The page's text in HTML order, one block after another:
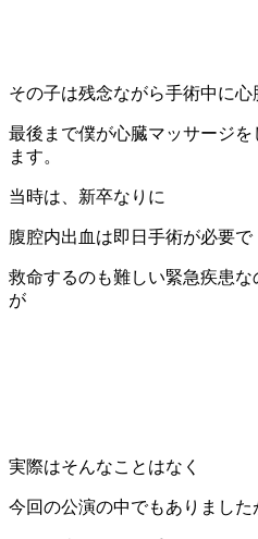
その子は残念ながら手術中に心
最後まで僕が心臓マッサージ
ます。
当時は、新卒なりに
腹腔内出血は即日手術が必要で
救命するのも難しい緊急疾患
が
実際はそんなことはなく
今回の公演の中でもありました